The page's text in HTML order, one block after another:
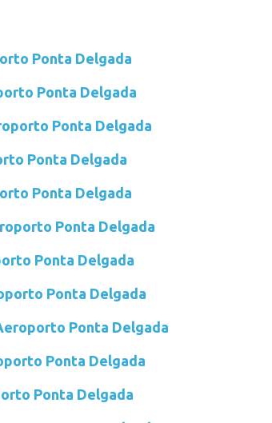
Ponta Delgada
Ponta Delgada
Ponta Delgada
Ponta Delgada
Ponta Delgada
Ponta Delgada
Ponta Delgada
Ponta Delgada
Ponta Delgada
Ponta Delgada
Ponta Delgada